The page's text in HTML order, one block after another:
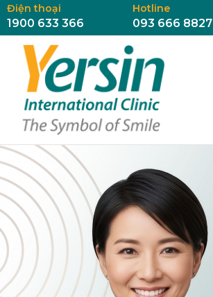
Điện thoại
1900 633 366
Hotline
093 666 8827